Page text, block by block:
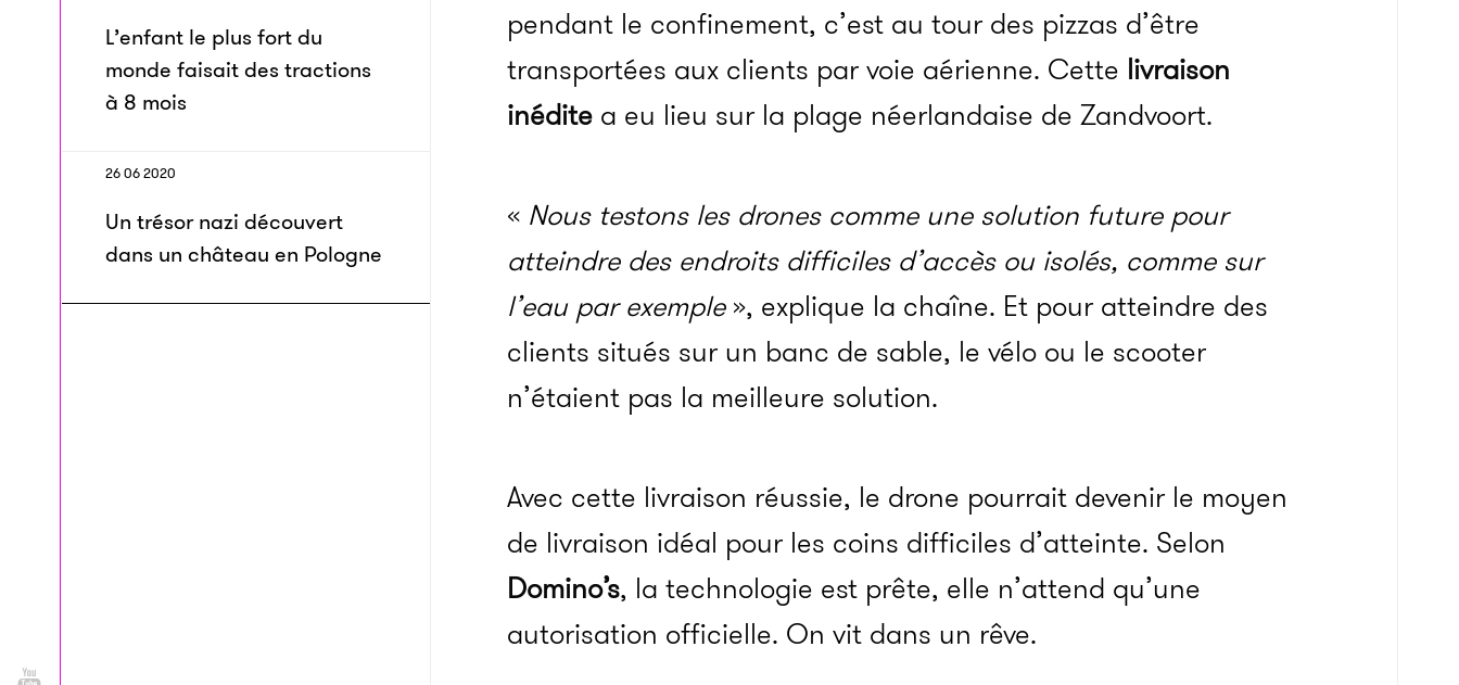
L’enfant le plus fort du
monde faisait des tractions
à 8 mois
26 06 2020
Un trésor nazi découvert
dans un château en Pologne
pendant le confinement, c’est au tour des pizzas d’être
transportées aux clients par voie aérienne. Cette livraison
inédite a eu lieu sur la plage néerlandaise de Zandvoort.
« Nous testons les drones comme une solution future pour
atteindre des endroits difficiles d’accès ou isolés, comme sur
l’eau par exemple», explique la chaîne. Et pour atteindre des
clients situés sur un banc de sable, le vélo ou le scooter
n’étaient pas la meilleure solution.
Avec cette livraison réussie, le drone pourrait devenir le moyen
de livraison idéal pour les coins difficiles d’atteinte. Selon
Domino’s, la technologie est prête, elle n’attend qu’une
autorisation officielle. On vit dans un rêve.